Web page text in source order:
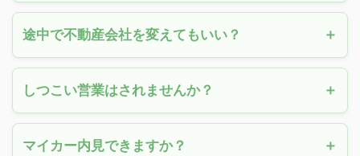
途中で不動産会社を変えてもいい？
しつこい営業はされませんか？
マイカー内見できますか？